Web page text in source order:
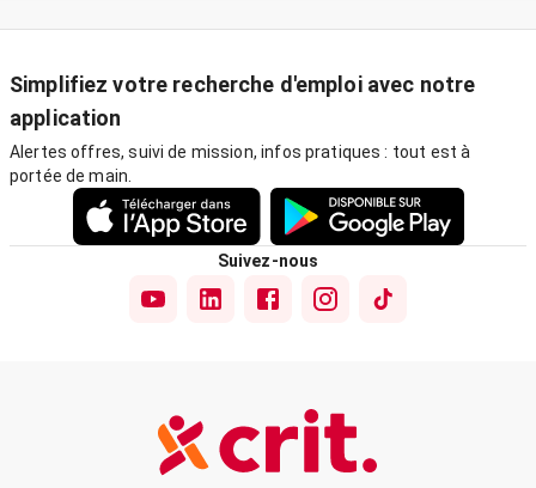
Simplifiez votre recherche d'emploi avec notre
application
Alertes offres, suivi de mission, infos pratiques : tout est à
portée de main.
Suivez-nous